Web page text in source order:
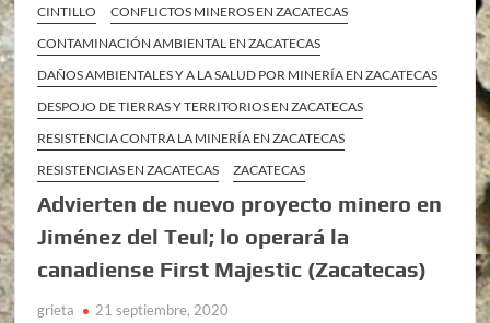
CINTILLO
CONFLICTOS MINEROS EN ZACATECAS
CONTAMINACIÓN AMBIENTAL EN ZACATECAS
DAÑOS AMBIENTALES Y A LA SALUD POR MINERÍA EN ZACATECAS
DESPOJO DE TIERRAS Y TERRITORIOS EN ZACATECAS
RESISTENCIA CONTRA LA MINERÍA EN ZACATECAS
RESISTENCIAS EN ZACATECAS
ZACATECAS
Advierten de nuevo proyecto minero en
Jiménez del Teul; lo operará la
canadiense First Majestic (Zacatecas)
grieta 21 septiembre, 2020